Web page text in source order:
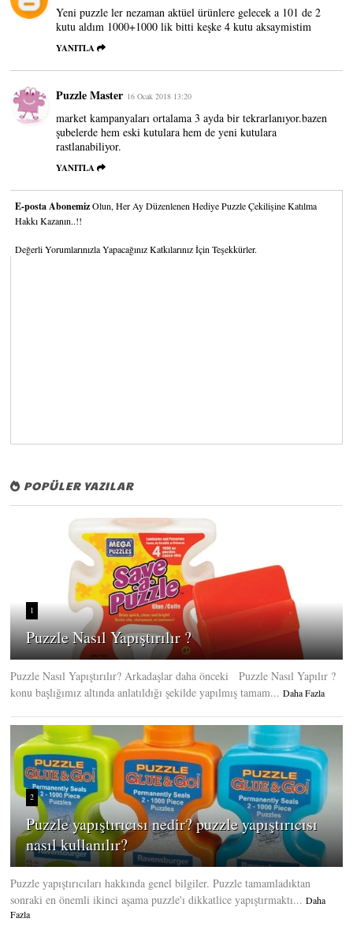
Yeni puzzle ler nezaman aktüel ürünlere gelecek a 101 de 2
kutu aldım 1000+1000 lik bitti keşke 4 kutu aksaymistim
YANITLA
Puzzle Master 16 Ocak 2018 13:20
market kampanyaları ortalama 3 ayda bir tekrarlanıyor.bazen
şubelerde hem eski kutulara hem de yeni kutulara
rastlanabiliyor.
YANITLA
E-posta AbonemizOlun, Her Ay Düzenlenen Hediye Puzzle Çekilişine Katılma
Hakkı Kazanın..!!
Değerli Yorumlarınızla Yapacağınız Katkılarınız İçin Teşekkürler.
POPÜLER YAZILAR
1
Puzzle Nasıl Yapıştırılır ?
Puzzle Nasıl Yapıştırılır? Arkadaşlar daha önceki Puzzle Nasıl Yapılır ?
konu başlığımız altında anlatıldığı şekilde yapılmış tamam... Daha Fazla
2
Puzzle yapıştırıcısı nedir? puzzle yapıştırıcısı
nasıl kullanılır?
Puzzle yapıştırıcıları hakkında genel bilgiler. Puzzle tamamladıktan
sonraki en önemli ikinci aşama puzzle'ı dikkatlice yapıştırmaktı... Daha
Fazla